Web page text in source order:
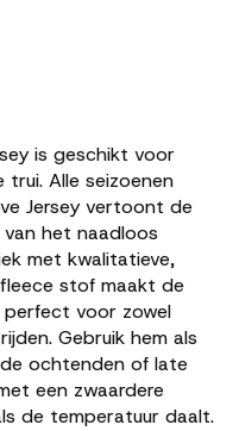
is geschikt voor
Alle seizoenen
Jersey vertoont de
het naadloos
met kwalitatieve,
stof maakt de
perfect voor zowel
Gebruik hem als
ochtenden of late
een zwaardere
de temperatuur daalt.